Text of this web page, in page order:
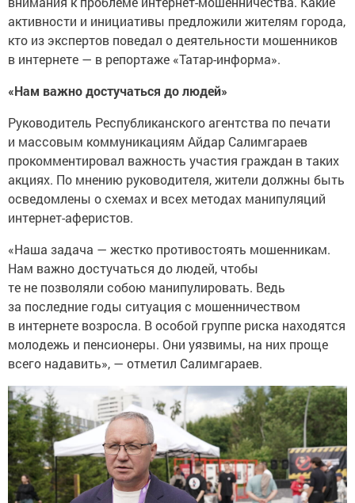
активности и инициативы предложили жителям города,
кто из экспертов поведал о деятельности мошенников
в интернете — в репортаже «Татар-информа».
«Нам важно достучаться до людей»
Руководитель Республиканского агентства по печати
и массовым коммуникациям Айдар Салимгараев
прокомментировал важность участия граждан в таких
акциях. По мнению руководителя, жители должны быть
осведомлены о схемах и всех методах манипуляций
интернет-аферистов.
«Наша задача — жестко противостоять мошенникам.
Нам важно достучаться до людей, чтобы
те не позволяли собою манипулировать. Ведь
за последние годы ситуация с мошенничеством
в интернете возросла. В особой группе риска находятся
молодежь и пенсионеры. Они уязвимы, на них проще
всего надавить», — отметил Салимгараев.